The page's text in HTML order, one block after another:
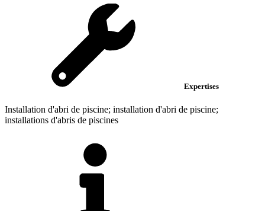
Expertises
Installation d'abri de piscine; installation d'abri de piscine;
installations d'abris de piscines